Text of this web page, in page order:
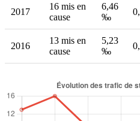
2017
16 mis en
cause
6,46
‰
2016
13 mis en
cause
5,23
‰